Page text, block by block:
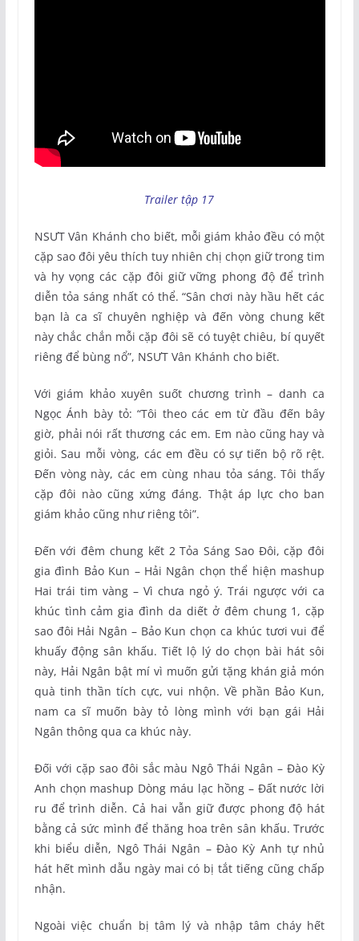
Trailer tập 17
NSƯT Vân Khánh cho biết, mỗi giám khảo đều có một
cặp sao đôi yêu thích tuy nhiên chị chọn giữ trong tim
và hy vọng các cặp đôi giữ vững phong độ để trình
diễn tỏa sáng nhất có thể. “Sân chơi này hầu hết các
bạn là ca sĩ chuyên nghiệp và đến vòng chung kết
này chắc chắn mỗi cặp đôi sẽ có tuyệt chiêu, bí quyết
riêng để bùng nổ”, NSƯT Vân Khánh cho biết.
Với giám khảo xuyên suốt chương trình – danh ca
Ngọc Ánh bày tỏ: “Tôi theo các em từ đầu đến bây
giờ, phải nói rất thương các em. Em nào cũng hay và
giỏi. Sau mỗi vòng, các em đều có sự tiến bộ rõ rệt.
Đến vòng này, các em cùng nhau tỏa sáng. Tôi thấy
cặp đôi nào cũng xứng đáng. Thật áp lực cho ban
giám khảo cũng như riêng tôi”.
Đến với đêm chung kết 2 Tỏa Sáng Sao Đôi, cặp đôi
gia đình Bảo Kun – Hải Ngân chọn thể hiện mashup
Hai trái tim vàng – Vì chưa ngỏ ý. Trái ngược với ca
khúc tình cảm gia đình da diết ở đêm chung 1, cặp
sao đôi Hải Ngân – Bảo Kun chọn ca khúc tươi vui để
khuấy động sân khấu. Tiết lộ lý do chọn bài hát sôi
này, Hải Ngân bật mí vì muốn gửi tặng khán giả món
quà tinh thần tích cực, vui nhộn. Về phần Bảo Kun,
nam ca sĩ muốn bày tỏ lòng mình với bạn gái Hải
Ngân thông qua ca khúc này.
Đối với cặp sao đôi sắc màu Ngô Thái Ngân – Đào Kỳ
Anh chọn mashup Dòng máu lạc hồng – Đất nước lời
ru để trình diễn. Cả hai vẫn giữ được phong độ hát
bằng cả sức mình để thăng hoa trên sân khấu. Trước
khi biểu diễn, Ngô Thái Ngân – Đào Kỳ Anh tự nhủ
hát hết mình dẫu ngày mai có bị tắt tiếng cũng chấp
nhận.
Ngoài việc chuẩn bị tâm lý và nhập tâm cháy hết